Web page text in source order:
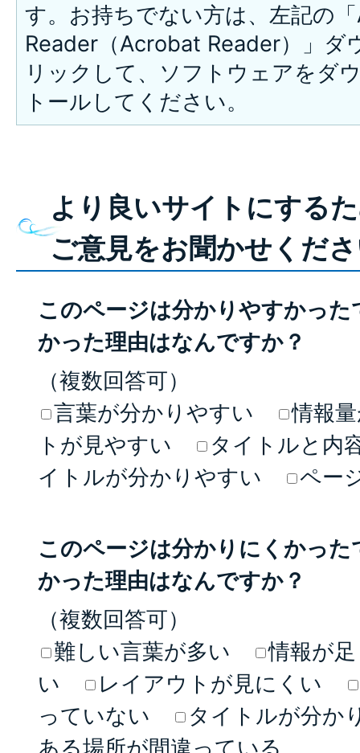
す。お持ちでない方は、左記の
Reader（Acrobat Reader）」ダ
リックして、ソフトウェアをダ
トールしてください。
より良いサイトにする
ご意見をお聞かせくだ
このページは分かりやすかっ
かった理由はなんですか？
（複数回答可）
言葉が分かりやすい
情報
トが見やすい
タイトルと内
イトルが分かりやすい
ペー
このページは分かりにくかっ
かった理由はなんですか？
（複数回答可）
難しい言葉が多い
情報が
い
レイアウトが見にくい
っていない
タイトルが分か
ある場所が間違っている